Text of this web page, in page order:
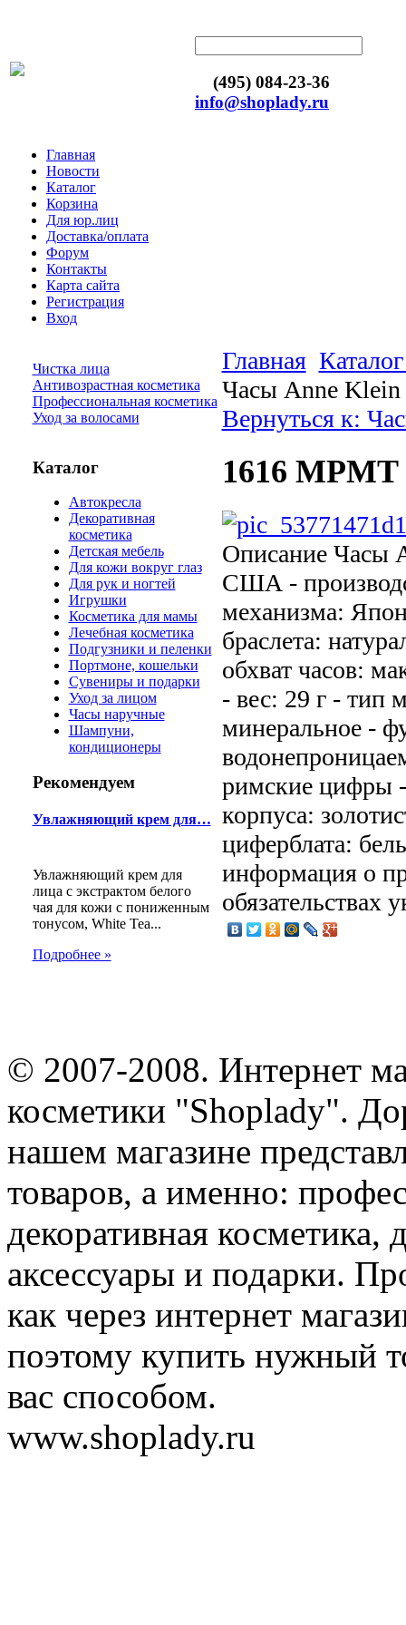
(495) 084-23-36
info@shoplady.ru
Главная
Новости
Каталог
Корзина
Для юр.лиц
Доставка/оплата
Форум
Контакты
Карта сайта
Регистрация
Вход
Чистка лица
Антивозрастная косметика
Профессиональная косметика
Уход за волосами
Каталог
Автокресла
Декоративная
косметика
Детская мебель
Для кожи вокруг глаз
Для рук и ногтей
Игрушки
Косметика для мамы
Лечебная косметика
Подгузники и пеленки
Портмоне, кошельки
Сувениры и подарки
Уход за лицом
Часы наручные
Шампуни,
кондиционеры
Рекомендуем
Увлажняющий крем для…
Увлажняющий крем для
лица с экстрактом белого
чая для кожи с пониженным
тонусом, White Tea...
Подробнее »
Главная
Часы Anne Klein
Вернуться к:
1616
ОписаниеЧасы
США -
механизма:
браслета:
обхват часов:
- вес: 29 г - тип
минеральное -
римские цифры -
корпуса:
циферблата:
информация о
обязательствах
© 2007-2008. Интернет
косметики "Shoplady".
нашем магазине
товаров, а именно:
декоративная косметика,
аксессуары и подарки.
как через интернет
поэтому купить нужный
вас способом.
www.shoplady.ru